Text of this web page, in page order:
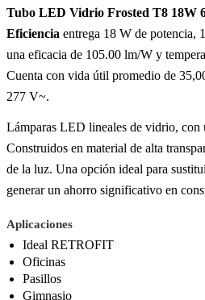
Tubo LED Vidrio Frosted T8 18W
Eficiencia entrega 18 W de potencia,
una eficacia de 105.00 lm/W y
Cuenta con vida útil promedio de
277 V~.
Lámparas LED lineales de vidrio, con
Construidos en material de alta
de la luz. Una opción ideal para
generar un ahorro significativo en
Aplicaciones
Ideal RETROFIT
Oficinas
Pasillos
Gimnasio